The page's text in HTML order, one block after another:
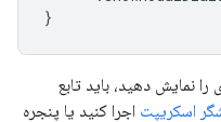
}
نمایش دهید، باید تابع
اسکریپت اجرا کنید یا پنجره